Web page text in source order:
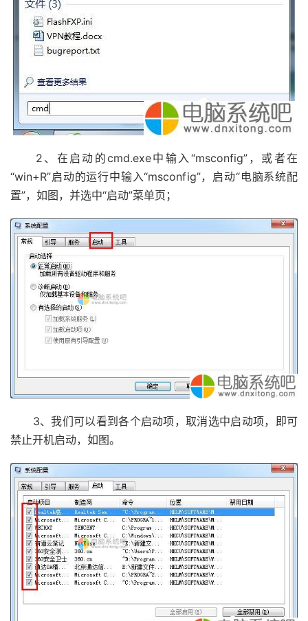
2、在启动的cmd.exe中输入“msconfig”，或者在
“win+R”启动的运行中输入“msconfig”，启动“电脑系统配
置”，如图，并选中“启动”菜单页；
3、我们可以看到各个启动项，取消选中启动项，即可
禁止开机启动，如图。